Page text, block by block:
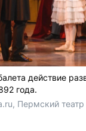
действие
года.
Пермский